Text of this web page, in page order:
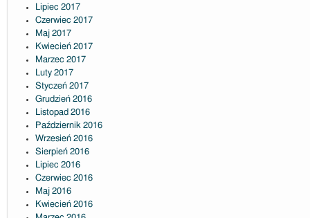
Lipiec 2017
Czerwiec 2017
Maj 2017
Kwiecień 2017
Marzec 2017
Luty 2017
Styczeń 2017
Grudzień 2016
Listopad 2016
Październik 2016
Wrzesień 2016
Sierpień 2016
Lipiec 2016
Czerwiec 2016
Maj 2016
Kwiecień 2016